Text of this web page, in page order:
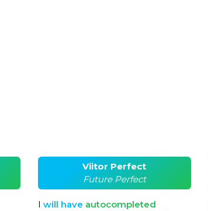
Viitor Perfect
Future Perfect
I will have autocompleted